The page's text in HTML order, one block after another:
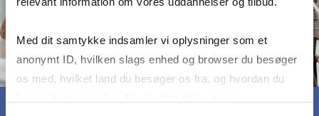
Med dit samtykke indsamler vi oplysninger som et
anonymt ID, hvilken slags enhed og browser du besøger
os med, hvilket land du besøger os fra, og hvordan du